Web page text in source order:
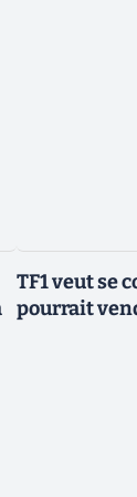
TF1 veut se
pourrait